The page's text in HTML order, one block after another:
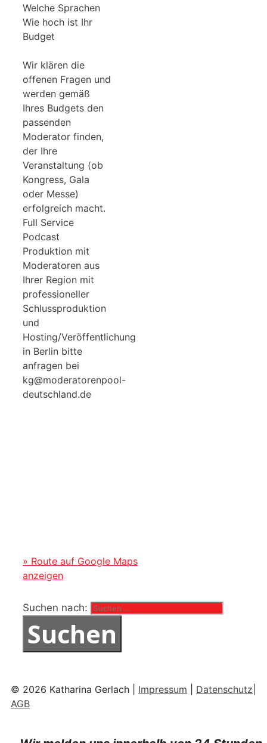
Welche Sprachen
Wie hoch ist Ihr
Budget
Wir klären die
offenen Fragen und
werden gemäß
Ihres Budgets den
passenden
Moderator finden,
der Ihre
Veranstaltung (ob
Kongress, Gala
oder Messe)
erfolgreich macht.
Full Service
Podcast
Produktion mit
Moderatoren aus
Ihrer Region mit
professioneller
Schlussproduktion
und
Hosting/Veröffentlichung
in Berlin bitte
anfragen bei
kg@moderatorenpool-
deutschland.de
» Route auf Google Maps
anzeigen
Suchen nach:
© 2026 Katharina Gerlach | Impressum Datenschutz
AGB